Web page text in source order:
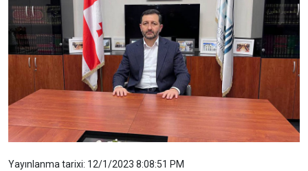
Yayınlanma tarixi: 12/1/2023 8:08:51 PM